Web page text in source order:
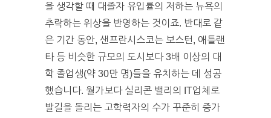
을 생각할 때 대졸자 유입률의 저하는 뉴욕의
추락하는 위상을 반영하는 것이죠. 반대로 같
은 기간 동안, 샌프란시스코는 보스턴, 애틀랜
타 등 비슷한 규모의 도시보다 3배 이상의 대
학 졸업생(약 30만 명)들을 유치하는 데 성공
했습니다. 월가보다 실리콘 밸리의 IT업체로
발길을 돌리는 고학력자의 수가 꾸준히 증가